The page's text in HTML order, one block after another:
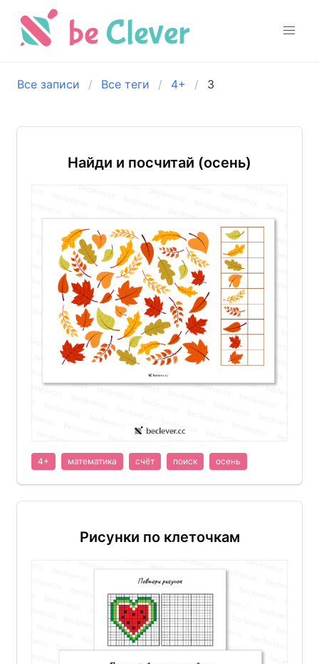
Все записи Все теги 4+ 3
Найди и посчитай (осень)
4+ математика счёт поиск осень
Рисунки по клеточкам